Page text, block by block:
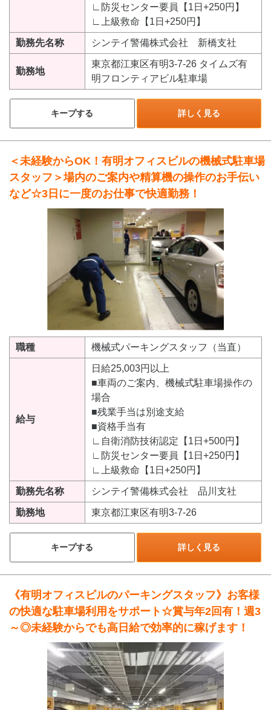
∟防災センター要員【1日+250円】
∟上級救命【1日+250円】
勤務先名称 シンテイ警備株式会社 新橋支社
勤務地
東京都江東区有明3-7-26 タイムズ有
明フロンティアビル駐車場
キープする 詳しく見る
＜未経験からOK！有明オフィスビルの機械式駐車場
スタッフ＞場内のご案内や精算機の操作のお手伝い
など☆3日に一度のお仕事で快適勤務！
職種 機械式パーキングスタッフ（当直）
給与
日給25,003円以上
■車両のご案内、機械式駐車場操作の
場合
■残業手当は別途支給
■資格手当有
∟自衛消防技術認定【1日+500円】
∟防災センター要員【1日+250円】
∟上級救命【1日+250円】
勤務先名称 シンテイ警備株式会社 品川支社
勤務地 東京都江東区有明3-7-26
キープする 詳しく見る
《有明オフィスビルのパーキングスタッフ》お客様
の快適な駐車場利用をサポート☆賞与年2回有！週3
～◎未経験からでも高日給で効率的に稼げます！